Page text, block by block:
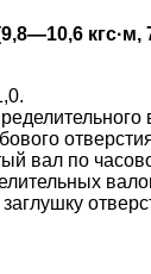
вал по